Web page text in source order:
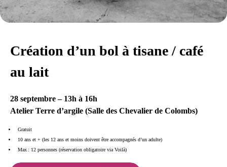
Création d’un bol à tisane / café
au lait
28 septembre – 13h à 16h
Atelier Terre d’argile (Salle des Chevalier de Colombs)
Gratuit
10 ans et + (les 12 ans et moins doivent être accompagnés d’un adulte)
Max : 12 personnes (réservation obligatoire via Voilà)